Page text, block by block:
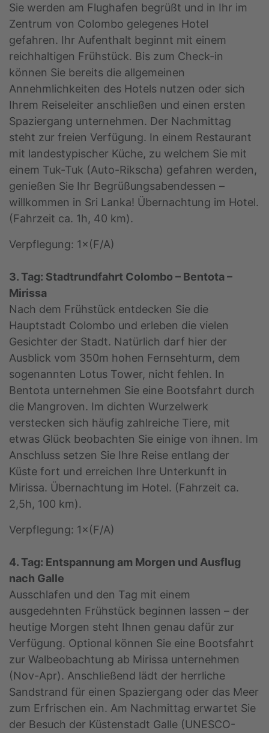
Sie werden am Flughafen begrüßt und in Ihr im
Zentrum von Colombo gelegenes Hotel
gefahren. Ihr Aufenthalt beginnt mit einem
reichhaltigen Frühstück. Bis zum Check-in
können Sie bereits die allgemeinen
Annehmlichkeiten des Hotels nutzen oder sich
Ihrem Reiseleiter anschließen und einen ersten
Spaziergang unternehmen. Der Nachmittag
steht zur freien Verfügung. In einem Restaurant
mit landestypischer Küche, zu welchem Sie mit
einem Tuk-Tuk (Auto-Rikscha) gefahren werden,
genießen Sie Ihr Begrüßungsabendessen –
willkommen in Sri Lanka! Übernachtung im Hotel.
(Fahrzeit ca. 1h, 40 km).
Verpflegung: 1×(F/A)
3. Tag: Stadtrundfahrt Colombo – Bentota –
Mirissa
Nach dem Frühstück entdecken Sie die
Hauptstadt Colombo und erleben die vielen
Gesichter der Stadt. Natürlich darf hier der
Ausblick vom 350m hohen Fernsehturm, dem
sogenannten Lotus Tower, nicht fehlen. In
Bentota unternehmen Sie eine Bootsfahrt durch
die Mangroven. Im dichten Wurzelwerk
verstecken sich häufig zahlreiche Tiere, mit
etwas Glück beobachten Sie einige von ihnen. Im
Anschluss setzen Sie Ihre Reise entlang der
Küste fort und erreichen Ihre Unterkunft in
Mirissa. Übernachtung im Hotel. (Fahrzeit ca.
2,5h, 100 km).
Verpflegung: 1×(F/A)
4. Tag: Entspannung am Morgen und Ausflug
nach Galle
Ausschlafen und den Tag mit einem
ausgedehnten Frühstück beginnen lassen – der
heutige Morgen steht Ihnen genau dafür zur
Verfügung. Optional können Sie eine Bootsfahrt
zur Walbeobachtung ab Mirissa unternehmen
(Nov-Apr). Anschließend lädt der herrliche
Sandstrand für einen Spaziergang oder das Meer
zum Erfrischen ein. Am Nachmittag erwartet Sie
der Besuch der Küstenstadt Galle (UNESCO-